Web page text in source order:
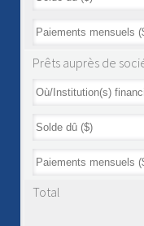
Prêts auprès de
Total